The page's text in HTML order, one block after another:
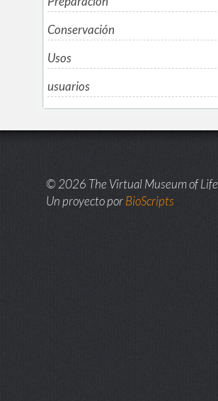
Conservación
Usos
usuarios
© 2026 The Virtual Museum of Life
Un proyecto porBioScripts